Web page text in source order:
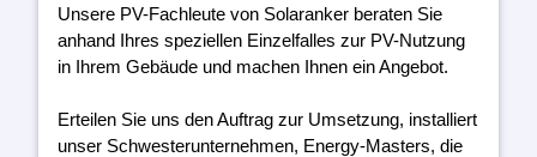
Unsere PV-Fachleute von Solaranker beraten Sie
anhand Ihres speziellen Einzelfalles zur PV-Nutzung
in Ihrem Gebäude und machen Ihnen ein Angebot.
Erteilen Sie uns den Auftrag zur Umsetzung, installiert
unser Schwesterunternehmen, Energy-Masters, die